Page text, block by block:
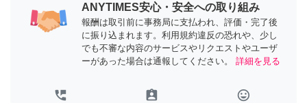
ANYTIMES安心・安全への取り組み
報酬は取引前に事務局に支払われ、評価・完了後
に振り込まれます。利用規約違反の恐れや、少し
でも不審な内容のサービスやリクエストやユーザ
ーがあった場合は通報してください。
詳細を見る
perm_phone_msg assignment_ind tag_faces